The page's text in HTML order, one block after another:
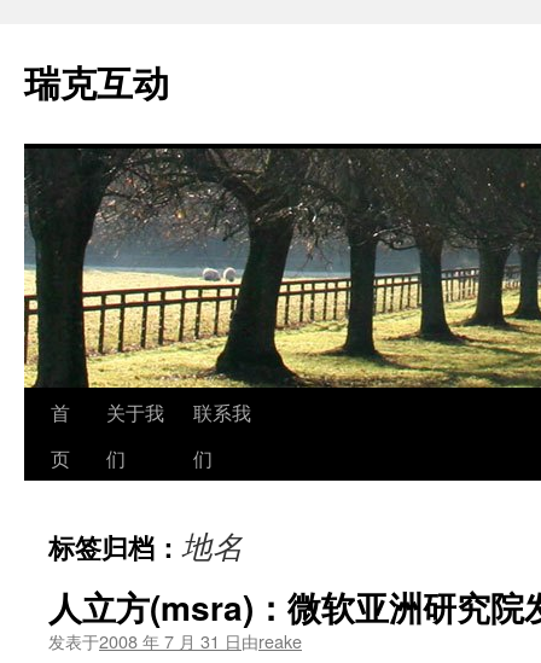
瑞克互动
跳
至
文
首
页
关于我
们
联系我
们
标签归档： 地名
人立方(msra)：微软亚洲研究院
发表于2008 年 7 月 31 日由reake